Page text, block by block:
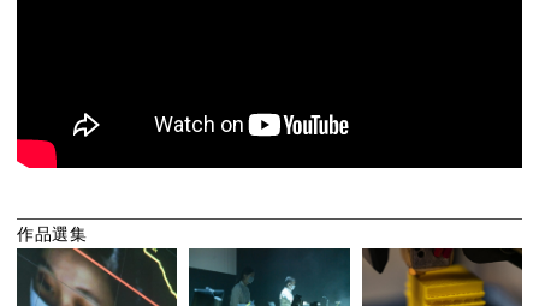
作品選集